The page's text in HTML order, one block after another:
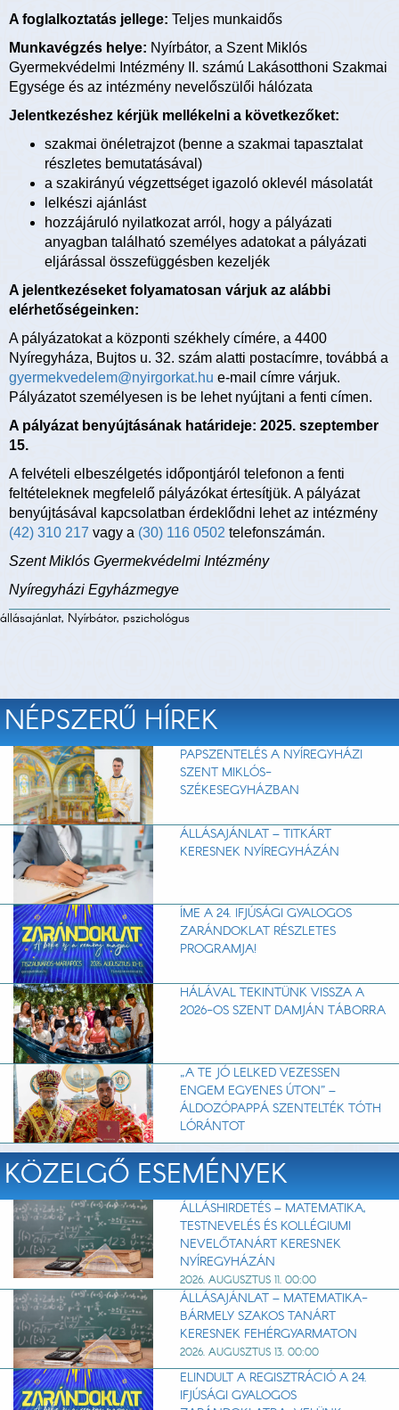
A foglalkoztatás jellege: Teljes munkaidős
Munkavégzés helye: Nyírbátor, a Szent Miklós
Gyermekvédelmi Intézmény II. számú Lakásotthoni Szakmai
Egysége és az intézmény nevelőszülői hálózata
Jelentkezéshez kérjük mellékelni a következőket:
szakmai önéletrajzot (benne a szakmai tapasztalat
részletes bemutatásával)
a szakirányú végzettséget igazoló oklevél másolatát
lelkészi ajánlást
hozzájáruló nyilatkozat arról, hogy a pályázati
anyagban található személyes adatokat a pályázati
eljárással összefüggésben kezeljék
A jelentkezéseket folyamatosan várjuk az alábbi
elérhetőségeinken:
A pályázatokat a központi székhely címére, a 4400
Nyíregyháza, Bujtos u. 32. szám alatti postacímre, továbbá a
gyermekvedelem@nyirgorkat.hu e-mail címre várjuk.
Pályázatot személyesen is be lehet nyújtani a fenti címen.
A pályázat benyújtásának határideje: 2025. szeptember
15.
A felvételi elbeszélgetés időpontjáról telefonon a fenti
feltételeknek megfelelő pályázókat értesítjük. A pályázat
benyújtásával kapcsolatban érdeklődni lehet az intézmény
(42) 310 217 vagy a (30) 116 0502 telefonszámán.
Szent Miklós Gyermekvédelmi Intézmény
Nyíregyházi Egyházmegye
állásajánlat, Nyírbátor, pszichológus
NÉPSZERŰ HÍREK
PAPSZENTELÉS A NYÍREGYHÁZI
SZENT MIKLÓS-
SZÉKESEGYHÁZBAN
ÁLLÁSAJÁNLAT – TITKÁRT
KERESNEK NYÍREGYHÁZÁN
ÍME A 24. IFJÚSÁGI GYALOGOS
ZARÁNDOKLAT RÉSZLETES
PROGRAMJA!
HÁLÁVAL TEKINTÜNK VISSZA A
2026-OS SZENT DAMJÁN TÁBORRA
„A TE JÓ LELKED VEZESSEN
ENGEM EGYENES ÚTON” –
ÁLDOZÓPAPPÁ SZENTELTÉK TÓTH
LÓRÁNTOT
KÖZELGŐ ESEMÉNYEK
ÁLLÁSHIRDETÉS – MATEMATIKA,
TESTNEVELÉS ÉS KOLLÉGIUMI
NEVELŐTANÁRT KERESNEK
NYÍREGYHÁZÁN
2026. AUGUSZTUS 11. 00:00
ÁLLÁSAJÁNLAT – MATEMATIKA-
BÁRMELY SZAKOS TANÁRT
KERESNEK FEHÉRGYARMATON
2026. AUGUSZTUS 13. 00:00
ELINDULT A REGISZTRÁCIÓ A 24.
IFJÚSÁGI GYALOGOS